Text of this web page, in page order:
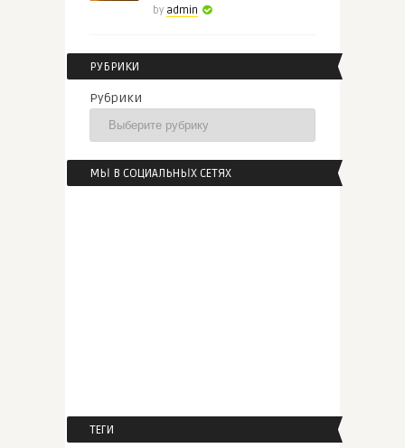
by admin
РУБРИКИ
Рубрики
МЫ В СОЦИАЛЬНЫХ СЕТЯХ
ТЕГИ